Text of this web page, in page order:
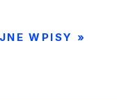
WPISY »